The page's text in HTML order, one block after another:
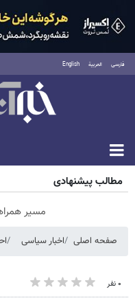
فارسی العربية English
پنجشنبه ۱۵ مرداد ۱۴۰۵
مطالب پیشنهادی
مسیر
صفحه اصلی اخبار سیاسی
۰ نفر